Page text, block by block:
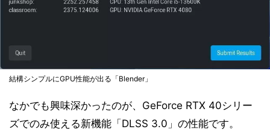
結構シンプルにGPU性能が出る「Blender」
なかでも興味深かったのが、GeForce RTX 40シリー
ズでのみ使える新機能「DLSS 3.0」の性能です。